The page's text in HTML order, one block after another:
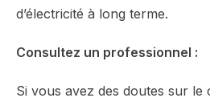
d’électricité à long terme.
Consultez un professionnel :
Si vous avez des doutes sur le